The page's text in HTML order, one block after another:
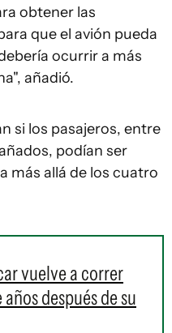
obtener las
que el avión pueda
ocurrir a más
añadió.
si los pasajeros, entre
podían ser
más allá de los cuatro
vuelve a correr
después de su